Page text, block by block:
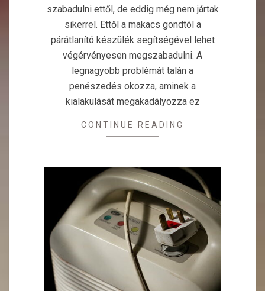
szabadulni ettől, de eddig még nem jártak
sikerrel. Ettől a makacs gondtól a
párátlanító készülék segítségével lehet
végérvényesen megszabadulni. A
legnagyobb problémát talán a
penészedés okozza, aminek a
kialakulását megakadályozza ez
CONTINUE READING